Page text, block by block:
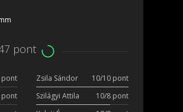
pont
pont Zsila Sándor
10/10 pont
pont Szilágyi Attila
10/8 pont